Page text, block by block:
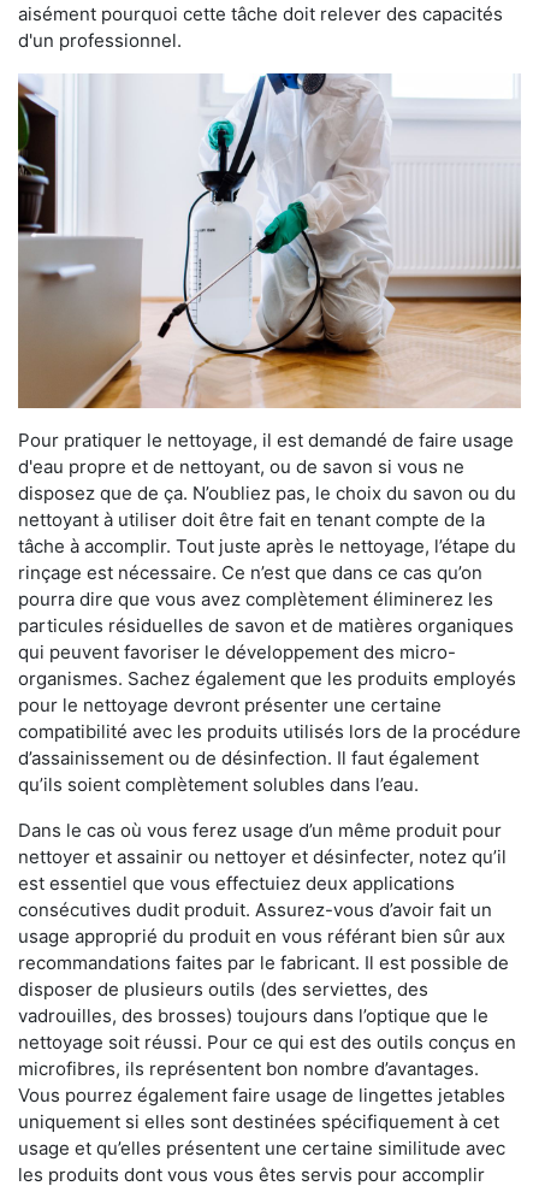
aisément pourquoi cette tâche doit relever des capacités
d'un professionnel.
Pour pratiquer le nettoyage, il est demandé de faire usage
d'eau propre et de nettoyant, ou de savon si vous ne
disposez que de ça. N’oubliez pas, le choix du savon ou du
nettoyant à utiliser doit être fait en tenant compte de la
tâche à accomplir. Tout juste après le nettoyage, l’étape du
rinçage est nécessaire. Ce n’est que dans ce cas qu’on
pourra dire que vous avez complètement éliminerez les
particules résiduelles de savon et de matières organiques
qui peuvent favoriser le développement des micro-
organismes. Sachez également que les produits employés
pour le nettoyage devront présenter une certaine
compatibilité avec les produits utilisés lors de la procédure
d’assainissement ou de désinfection. Il faut également
qu’ils soient complètement solubles dans l’eau.
Dans le cas où vous ferez usage d’un même produit pour
nettoyer et assainir ou nettoyer et désinfecter, notez qu’il
est essentiel que vous effectuiez deux applications
consécutives dudit produit. Assurez-vous d’avoir fait un
usage approprié du produit en vous référant bien sûr aux
recommandations faites par le fabricant. Il est possible de
disposer de plusieurs outils (des serviettes, des
vadrouilles, des brosses) toujours dans l’optique que le
nettoyage soit réussi. Pour ce qui est des outils conçus en
microfibres, ils représentent bon nombre d’avantages.
Vous pourrez également faire usage de lingettes jetables
uniquement si elles sont destinées spécifiquement à cet
usage et qu’elles présentent une certaine similitude avec
les produits dont vous vous êtes servis pour accomplir